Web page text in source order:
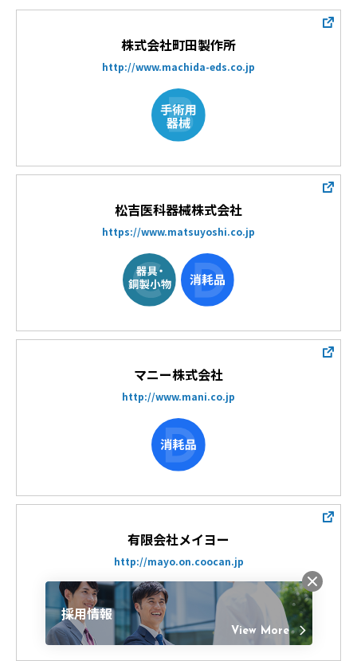
株式会社町田製作所
http://www.machida-eds.co.jp
松吉医科器械株式会社
https://www.matsuyoshi.co.jp
マニー株式会社
http://www.mani.co.jp
有限会社メイヨー
http://mayo.on.coocan.jp
採用情報
View More